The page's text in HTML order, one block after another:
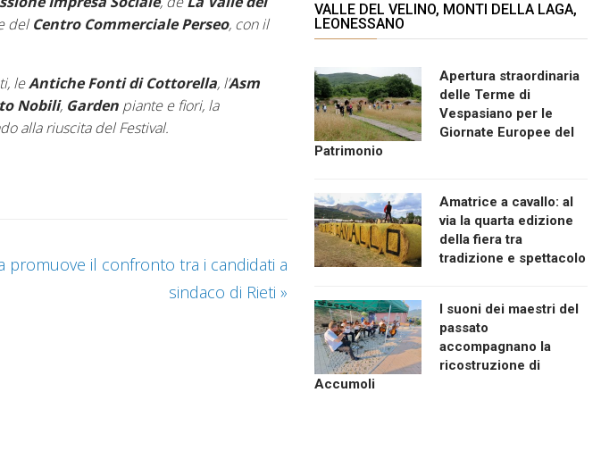
del Centro Commerciale Perseo, con il
leAntiche Fonti di Cottorella, l’Asm
Nobili, Garden piante e fiori, la
alla riuscita del Festival.
promuove il confronto tra i candidati a
sindaco di Rieti »
VALLE DEL VELINO, MONTI DELLA LAGA,
LEONESSANO
Apertura straordinaria
delle Terme di
Vespasiano per le
Giornate Europee del
Patrimonio
Amatrice a cavallo: al
via la quarta edizione
della fiera tra
tradizione e spettacolo
I suoni dei maestri del
passato
accompagnano la
ricostruzione di
Accumoli